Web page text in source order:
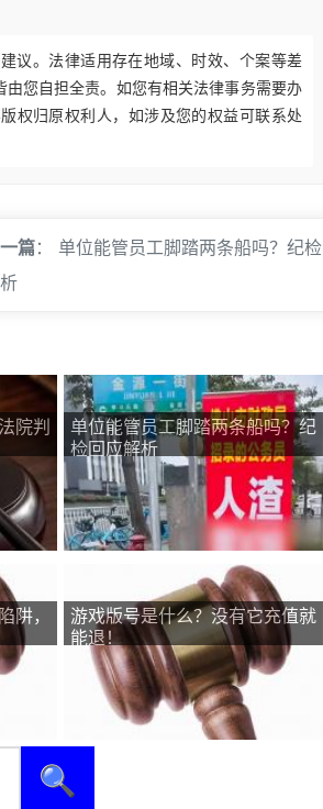
议。法律适用存在地域、时效、个案等差
您自担全责。如您有相关法律事务需要办
权归原权利人，如涉及您的权益可联系处
篇： 单位能管员工脚踏两条船吗？纪检
院判
单位能管员工脚踏两条船吗？纪
检回应解析
阱，
游戏版号是什么？没有它充值就
能退！
🔍